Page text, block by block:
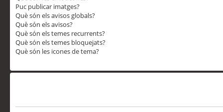
Puc publicar imatges?
Què són els avisos globals?
Què són els avisos?
Què són els temes recurrents?
Què són els temes bloquejats?
Què són les icones de tema?